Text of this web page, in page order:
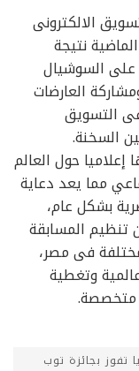
الالكترونى
نتيجة
على السوشيال
العارضات
التسويق
السخنة.
حول العالم
مما يعد دعاية
بشكل عام،
المسابقة
فى مصر،
وتغطية
متخصصة.
تفوز بجائزة توب